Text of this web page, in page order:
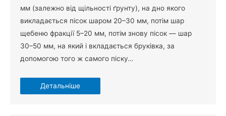
мм (залежно від щільності ґрунту), на дно якого
викладається пісок шаром 20–30 мм, потім шар
щебеню фракції 5–20 мм, потім знову пісок — шар
30–50 мм, на який і вкладається бруківка, за
допомогою того ж самого піску…
Детальніше